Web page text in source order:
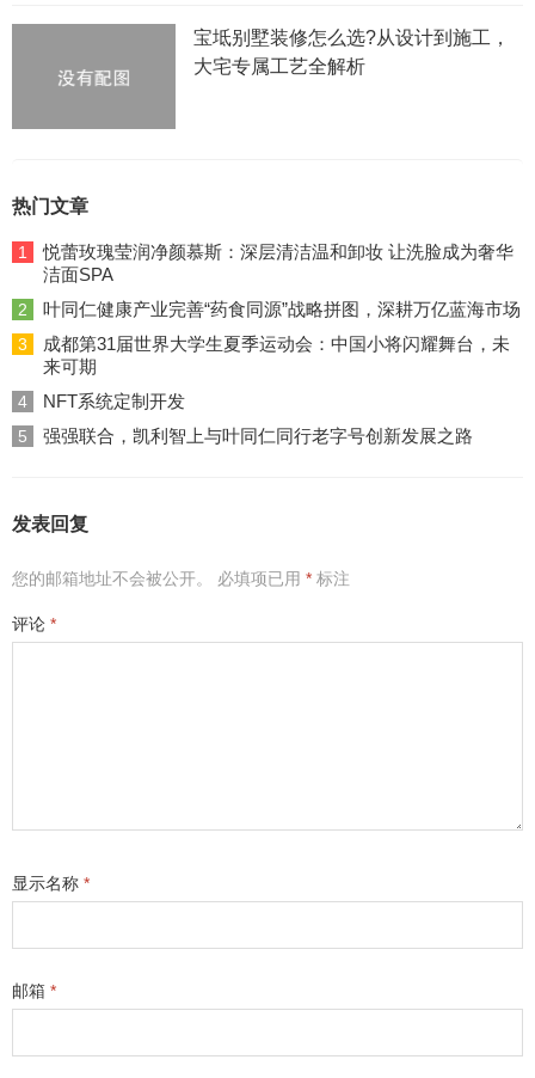
宝坻别墅装修怎么选?从设计到施工，
大宅专属工艺全解析
热门文章
1
悦蕾玫瑰莹润净颜慕斯：深层清洁温和卸妆 让洗脸成为奢华
洁面SPA
2 叶同仁健康产业完善“药食同源”战略拼图，深耕万亿蓝海市场
3
成都第31届世界大学生夏季运动会：中国小将闪耀舞台，未
来可期
4 NFT系统定制开发
5 强强联合，凯利智上与叶同仁同行老字号创新发展之路
发表回复
您的邮箱地址不会被公开。 必填项已用 * 标注
评论 *
显示名称 *
邮箱 *